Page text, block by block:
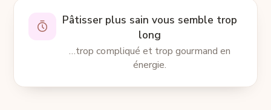
Pâtisser plus sain vous semble trop
long
…trop compliqué et trop gourmand en
énergie.